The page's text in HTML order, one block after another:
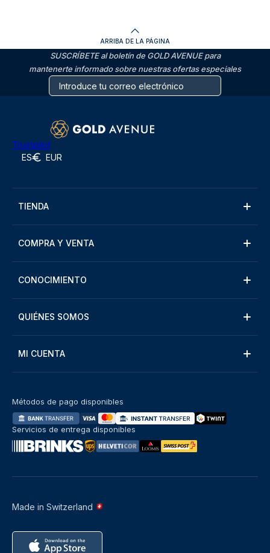
ARRIBA DE LA PÁGINA
SUSCRÍBETE al boletín de GOLD AVENUE para
mantenerte informado sobre nuestras ofertas especiales
Trustpilot
ES EUR
TIENDA
COMPRA Y VENTA
CONOCIMIENTO
QUIÉNES SOMOS
MI CUENTA
Made in Switzerland
Métodos de pago disponibles
Servicios de entrega disponibles